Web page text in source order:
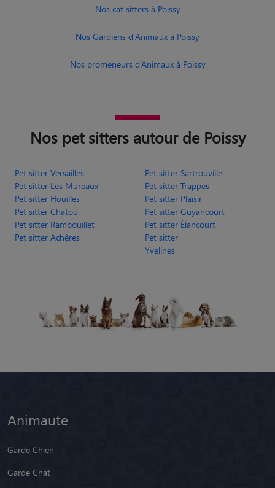
Nos cat sitters à Poissy
Nos Gardiens d'Animaux à Poissy
Nos promeneurs d’Animaux à Poissy
Nos pet sitters autour de Poissy
Pet sitter Versailles
Pet sitter Sartrouville
Pet sitter Les Mureaux
Pet sitter Trappes
Pet sitter Houilles
Pet sitter Plaisir
Pet sitter Chatou
Pet sitter Guyancourt
Pet sitter Rambouillet
Pet sitter Élancourt
Pet sitter Achères
Pet sitter
Yvelines
Animaute
Garde Chien
Garde Chat